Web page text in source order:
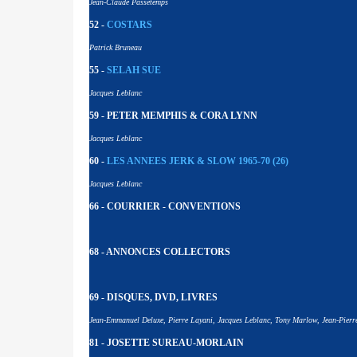
Jean-Claude Passetemps
52 - COSTARS
Patrick Bruneau
55 - SELAH SUE
Jacques Leblanc
59 - PETER MEMPHIS & CORA LYNN
Jacques Leblanc
60 - LES ANNEES JERK & SLOW 1965-70 (26)
Jacques Leblanc
66 - COURRIER - CONVENTIONS
68 - ANNONCES COLLECTORS
69 - DISQUES, DVD, LIVRES
Jean-Emmanuel Deluxe, Pierre Layani, Jacques Leblanc, Tony Marlow, Jean-
81 - JOSETTE SUREAU-MORLAIN